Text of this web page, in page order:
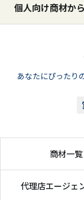
個人向け商材か
あなたにぴったり
商材一覧
代理店エージェ